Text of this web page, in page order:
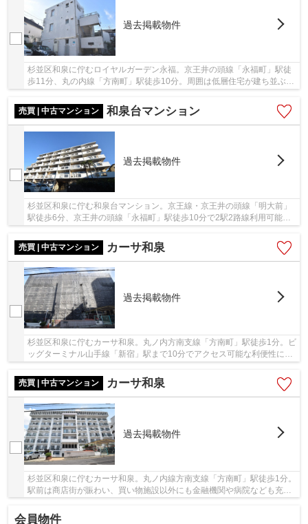
過去掲載物件
杉並区和泉に佇むロイヤルガーデン永福。京王井の頭線「永福町」駅徒
歩11分、丸の内線「方南町」駅徒歩10分。周囲は低層住宅が建ち並ぶ、
売買 | 中古マンション
和泉台マンション
過去掲載物件
杉並区和泉に佇む和泉台マンション。京王線・京王井の頭線「明大前」
駅徒歩6分、京王井の頭線「永福町」駅徒歩10分で2駅2路線利用可能。
売買 | 中古マンション
カーサ和泉
過去掲載物件
杉並区和泉に佇むカーサ和泉。丸ノ内方南支線「方南町」駅徒歩1分。ビ
ッグターミナル山手線「新宿」駅まで10分でアクセス可能な利便性に富
んだ立地です。駅そばの住宅街に位置する、昭...
売買 | 中古マンション
カーサ和泉
過去掲載物件
杉並区和泉に佇むカーサ和泉。丸ノ内線方南支線「方南町」駅徒歩1分。
駅前は商店街が賑わい、買い物施設以外にも金融機関や病院なども充実
会員物件